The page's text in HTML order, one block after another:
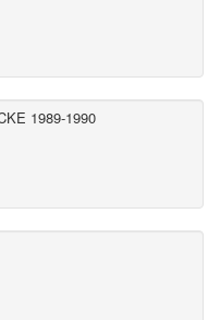
1989-1990